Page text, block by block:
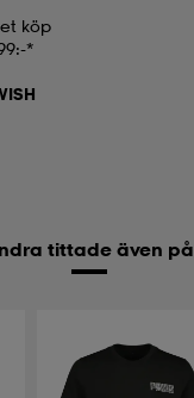
köp
*
tittade även på